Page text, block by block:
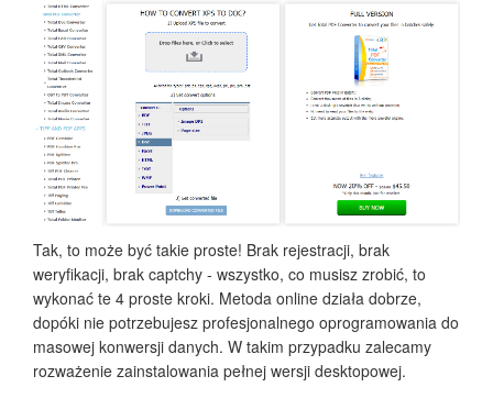
Tak, to może być takie proste! Brak rejestracji, brak
weryfikacji, brak captchy - wszystko, co musisz zrobić, to
wykonać te 4 proste kroki. Metoda online działa dobrze,
dopóki nie potrzebujesz profesjonalnego oprogramowania do
masowej konwersji danych. W takim przypadku zalecamy
rozważenie zainstalowania pełnej wersji desktopowej.